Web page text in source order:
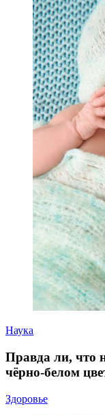
Наука
Правда ли, что
чёрно-белом
Здоровье